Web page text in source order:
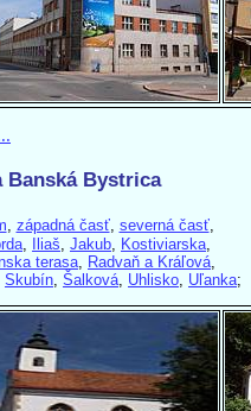
Banská Bystrica
západná časť, severná časť,
Iliaš Jakub Kostiviarska
terasa Radvaň a Kráľová
Skubín Šalková Uhlisko Uľanka;